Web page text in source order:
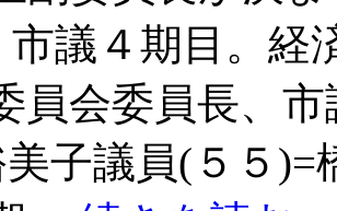
市議４期目。経
員会委員長、
子議員(５５